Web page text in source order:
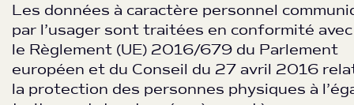
Les données à caractère personnel
par l’usager sont traitées en conformité avec
le Règlement (UE) 2016/679 du Parlement
européen et du Conseil du 27 avril 2016
la protection des personnes physiques à